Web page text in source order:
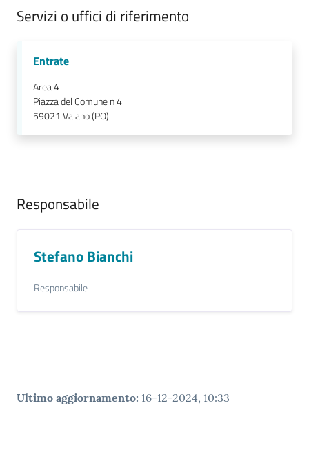
Servizi o uffici di riferimento
Entrate
Area 4
Piazza del Comune n 4
59021 Vaiano (PO)
Responsabile
Stefano Bianchi
Responsabile
Ultimo aggiornamento: 16-12-2024, 10:33